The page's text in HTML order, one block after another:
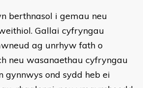
berthnasol i gemau neu
Gallai cyfryngau
ag unrhyw fath o
neu wasanaethau cyfryngau
gynnwys ond sydd heb ei